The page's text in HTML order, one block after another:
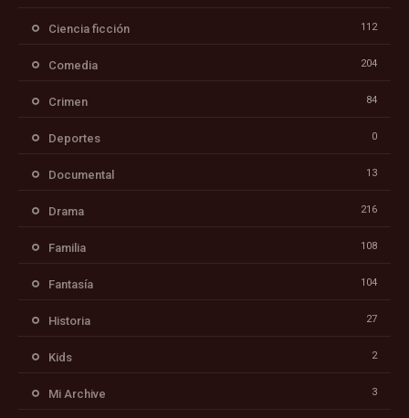
Ciencia ficción 112
Comedia 204
Crimen 84
Deportes 0
Documental 13
Drama 216
Familia 108
Fantasía 104
Historia 27
Kids 2
Mi Archive 3